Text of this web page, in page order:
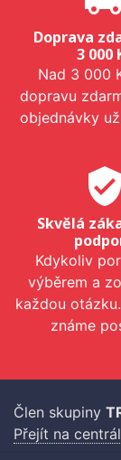
Doprava
3 000
Nad 3 000
dopravu
objednávky
verified_user
Skvělá
Kdykoliv
výběrem a
každou
známe
Člen skupiny
Přejít na